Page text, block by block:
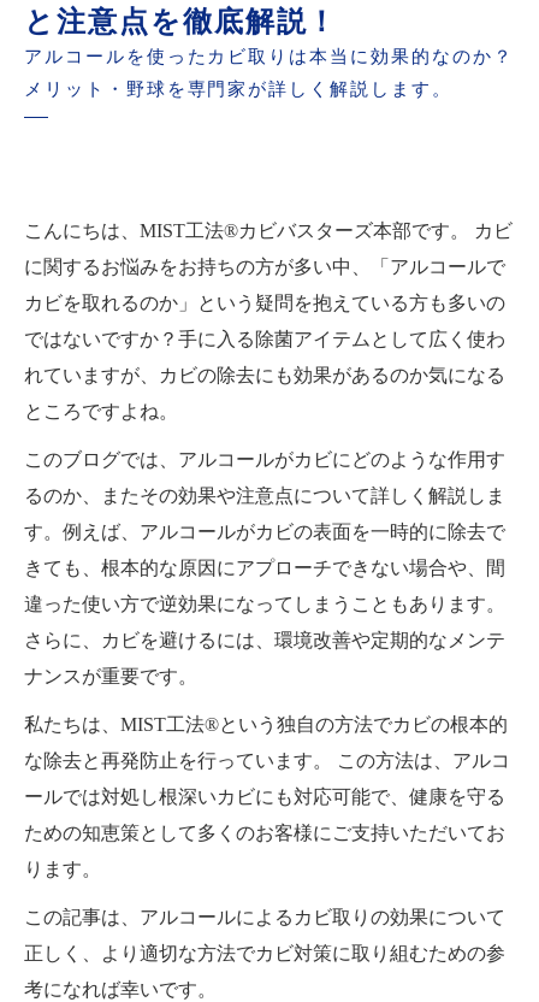
と注意点を徹底解説！
アルコールを使ったカビ取りは本当に効果的なのか？
メリット・野球を専門家が詳しく解説します。
こんにちは、MIST工法®カビバスターズ本部です。 カビ
に関するお悩みをお持ちの方が多い中、「アルコールで
カビを取れるのか」という疑問を抱えている方も多いの
ではないですか？手に入る除菌アイテムとして広く使わ
れていますが、カビの除去にも効果があるのか​​気になる
ところですよね。
このブログでは、アルコールがカビにどのような作用す
るのか、またその効果や注意点について詳しく解説しま
す。例えば、アルコールがカビの表面を一時的に除去で
きても、根本的な原因にアプローチできない場合や、間
違った使い方で逆効果になってしまうこともあります。
さらに、カビを避けるには、環境改善や定期的なメンテ
ナンスが重要です。
私たちは、MIST工法®という独自の方法でカビの根本的
な除去と再発防止を行っています。 この方法は、アルコ
ールでは対処し根深いカビにも対応可能で、健康を守る
ための知恵策として多くのお客様にご支持いただいてお
ります。
この記事は、アルコールによるカビ取りの効果について
正しく、より適切な方法でカビ対策に取り組むための参
考になれば幸いです。